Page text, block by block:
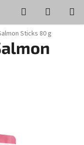
Suchen
Sticks 80 g